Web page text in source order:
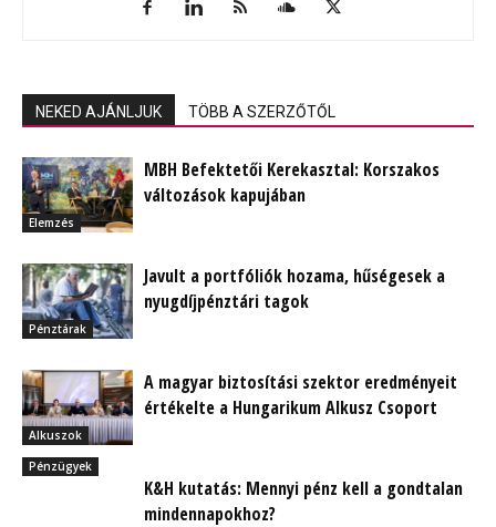
NEKED AJÁNLJUK TÖBB A SZERZŐTŐL
Elemzés
MBH Befektetői Kerekasztal: Korszakos
változások kapujában
Pénztárak
Javult a portfóliók hozama, hűségesek a
nyugdíjpénztári tagok
Alkuszok
A magyar biztosítási szektor eredményeit
értékelte a Hungarikum Alkusz Csoport
Pénzügyek
K&H kutatás: Mennyi pénz kell a gondtalan
mindennapokhoz?